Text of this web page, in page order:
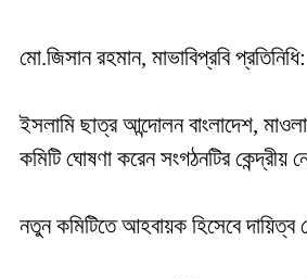
মো.জিসান রহমান, ‎মাভাবিপ্রবি প্রতিনিধি:
‎ইসলামি ছাত্র আন্দোলন বাংলাদেশ,
কমিটি ঘোষণা করেন সংগঠনটির কেন্দ্রীয়
‎নতুন কমিটিতে আহবায়ক হিসেবে দায়িত্ব